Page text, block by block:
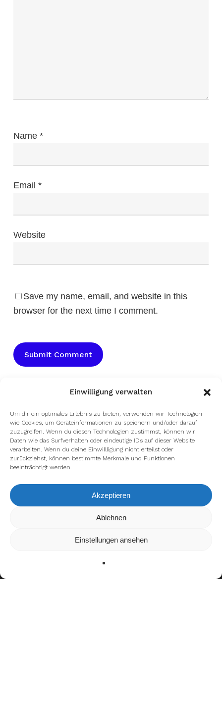
Einwilligung verwalten
Um dir ein optimales Erlebnis zu bieten, verwenden wir Technologien
wie Cookies, um Geräteinformationen zu speichern und/oder darauf
zuzugreifen. Wenn du diesen Technologien zustimmst, können wir
Daten wie das Surfverhalten oder eindeutige IDs auf dieser Website
verarbeiten. Wenn du deine Einwillligung nicht erteilst oder
zurückziehst, können bestimmte Merkmale und Funktionen
beeinträchtigt werden.
Akzeptieren
Ablehnen
Einstellungen ansehen
Name *
Email *
Website
Save my name, email, and website in this
browser for the next time I comment.
Wir verwenden Cookies, um dir die bestmögliche Erfahrung auf
kannst du erfahren, welche Cookies wir
verwenden oder sie ausschalten.